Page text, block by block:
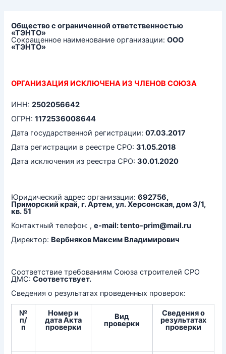
Общество с ограниченной ответственностью
«ТЭНТО»
Сокращенное наименование организации:ООО
«ТЭНТО»
ОРГАНИЗАЦИЯ ИСКЛЮЧЕНА ИЗ ЧЛЕНОВ СОЮЗА
ИНН:2502056642
ОГРН:1172536008644
Дата государственной регистрации:07.03.2017
Дата регистрации в реестре СРО:31.05.2018
Дата исключения из реестра СРО:30.01.2020
Юридический адрес организации:692756,
Приморский край, г. Артем, ул. Херсонская, дом 3/1,
кв. 51
Контактный телефон: ,e-mail: tento-prim@mail.ru
Директор: Вербняков Максим Владимирович
Соответствие требованиям Союза строителей СРО
ДМС:Соответствует.
Сведения о результатах проведенных проверок:
№
п/
п
Номер и
дата Акта
проверки
Вид
проверки
Сведения о
результатах
проверки